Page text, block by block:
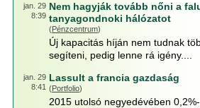
jan. 29
8:39
Nem hagyják tovább nőni a
tanyagondnoki hálózatot
(Pénzcentrum)
Új kapacitás híján nem tudnak
segíteni, pedig lenne rá igény....
jan. 29
8:41
Lassult a francia gazdaság
(Portfolio)
2015 utolsó negyedévében